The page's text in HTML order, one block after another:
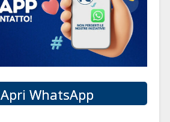
Apri WhatsApp